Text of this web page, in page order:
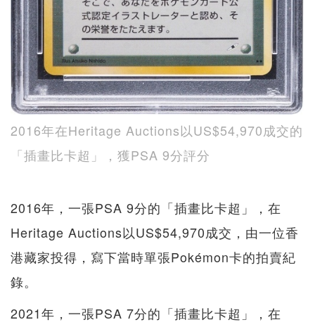
2016年在Heritage Auctions以US$54,970成交的
「插畫比卡超」，獲PSA 9分評分
2016年，一張PSA 9分的「插畫比卡超」，在
Heritage Auctions以US$54,970成交，由一位香
港藏家投得，寫下當時單張Pokémon卡的拍賣紀
錄。
2021年，一張PSA 7分的「插畫比卡超」，在